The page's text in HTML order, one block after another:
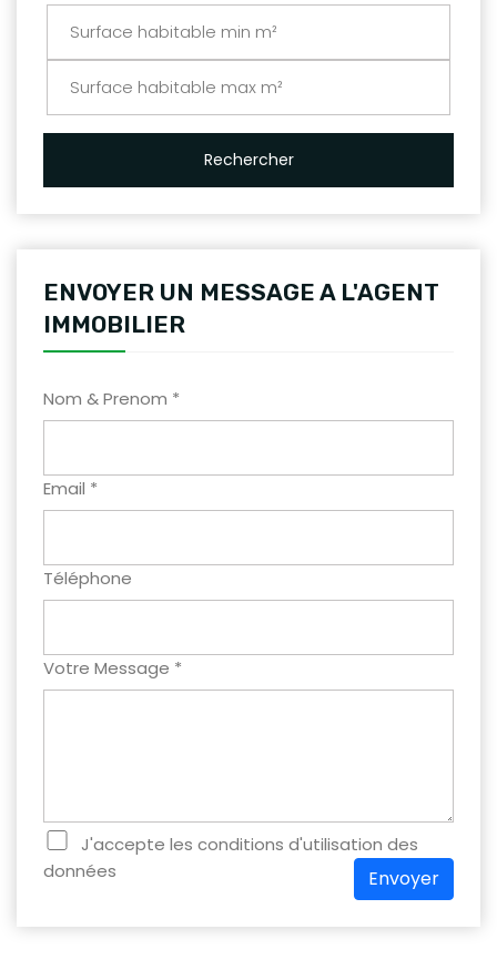
Rechercher
ENVOYER UN MESSAGE A L'AGENT
IMMOBILIER
Nom & Prenom *
Email *
Téléphone
Votre Message *
J'accepte les conditions d'utilisation des
données
Envoyer